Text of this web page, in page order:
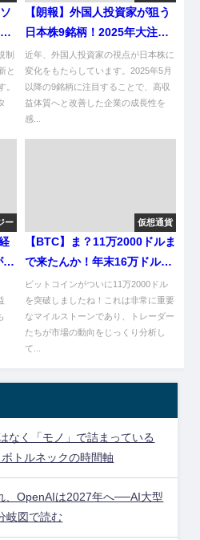
制
と
。
【朗報】外国人投資家が狙う
日本株9銘柄！2025年大注目
やんけ！
近年、外国人投資家の視点が日本株に
変化をもたらしています。2025年5月
以降の9銘柄に注目することで、高収
益体質へと改善した企業の成長性を
感...
ー
す
仮想通貨
【BTC】ま？11万2000ドルま
で来たんか！年末16万ドルは
草生えるわ！
ビットコインがついに11万2000ドル
を突破しましたね！これは非常に重要
なマイルストーンであり、トレーダー
たちが市場の動向をじっくり分析し
て...
なく「モノ」で詰まっている
トルネックの時間軸
、OpenAIは2027年へ──AI大型
岐図で読む